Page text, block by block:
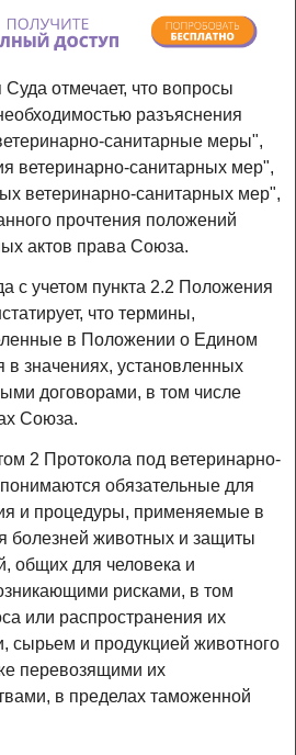
отмечает, что вопросы
разъяснения
санитарные меры",
ветеринарно-санитарных мер",
ветеринарно-санитарных мер",
прочтения положений
актов права Союза.
с учетом пункта 2.2 Положения
что термины,
в Положении о Едином
в значениях, установленных
договорами, в том числе
Союза.
2 Протокола под ветеринарно-
обязательные для
и процедуры, применяемые в
болезней животных и защиты
общих для человека и
рисками, в том
или распространения их
сырьем и продукцией животного
перевозящими их
в пределах таможенной